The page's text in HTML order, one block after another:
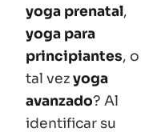
yoga prenatal,
yoga para
principiantes, o
tal vezyoga
avanzado? Al
identificar su